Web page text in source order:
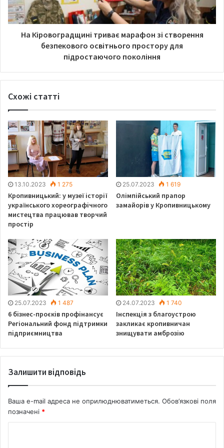
досліджень на туберкульоз.
На Кіровоградщині триває марафон зі створення
безпекового освітнього простору для
підростаючого покоління
Схожі статті
13.10.2023 1 275
Кропивницький: у музеї історії
українського хореографічного
мистецтва працював творчий
простір
25.07.2023 1 619
Олімпійський прапор
замайорів у Кропивницькому
25.07.2023 1 487
6 бізнес-проєків профінансує
Регіональний фонд підтримки
підприємництва
24.07.2023 1 740
Інспекція з благоустрою
закликає кропивничан
знищувати амброзію
Залишити відповідь
Ваша e-mail адреса не оприлюднюватиметься. Обов’язкові поля
позначені *